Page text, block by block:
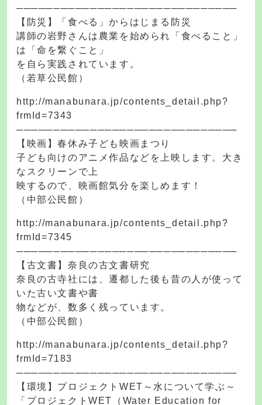
──────────────────────────────
【防災】「食べる」からはじまる防災
講師の岩野さんは農業を始められ「食べること」
は「命を繋ぐこと」
を自ら実践されています。
（若草公民館）
http://manabunara.jp/contents_detail.php?
frmId=7343
──────────────────────────────
【映画】春休み子ども映画まつり
子ども向けのアニメ作品などを上映します。大き
なスクリーンで上
映するので、映画館気分を楽しめます！
（中部公民館）
http://manabunara.jp/contents_detail.php?
frmId=7345
──────────────────────────────
【古文書】奈良の古文書研究
奈良の古寺社には、遷都した後も昔の人が使って
いた古い文書や書
物などが、数多く残っています。
（中部公民館）
http://manabunara.jp/contents_detail.php?
frmId=7183
──────────────────────────────
【環境】プロジェクトWET～水について学ぶ～
「プロジェクトWET（Water Education for